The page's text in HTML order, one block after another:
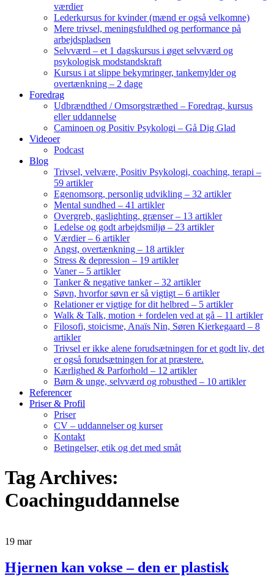
værdier
Lederkursus for kvinder (mænd er også velkomne)
Mere trivsel, meningsfuldhed og performance på
arbejdspladsen
Selvværd – et 1 dagskursus i øget selvværd og
psykologisk modstandskraft
Kursus i at slippe bekymringer, tankemylder og
overtænkning – 2 dage
Foredrag
Udbrændthed / Omsorgstræthed – Foredrag, kursus
eller uddannelse
Caminoen og Positiv Psykologi – Gå Dig Glad
Videoer
Podcast
Blog
Trivsel, velvære, Positiv Psykologi, coaching, terapi –
59 artikler
Egenomsorg, personlig udvikling – 32 artikler
Mental sundhed – 41 artikler
Overgreb, gaslighting, grænser – 13 artikler
Ledelse og godt arbejdsmiljø – 23 artikler
Værdier – 6 artikler
Angst, overtænkning – 18 artikler
Stress & depression – 19 artikler
Vaner – 5 artikler
Tanker & negative tanker – 32 artikler
Søvn, hvorfor søvn er så vigtigt – 6 artikler
Relationer er vigtige for dit helbred – 5 artikler
Walk & Talk, motion + fordelen ved at gå – 11 artikler
Filosofi, stoicisme, Anaïs Nin, Søren Kierkegaard – 8
artikler
Trivsel er ikke alene forudsætningen for et godt liv, det
er også forudsætningen for at præstere.
Kærlighed & Parforhold – 12 artikler
Børn & unge, selvværd og robusthed – 10 artikler
Referencer
Priser & Profil
Priser
CV – uddannelser og kurser
Kontakt
Betingelser, etik og det med småt
Tag Archives:
Coachinguddannelse
19 mar
Hjernen kan vokse – den er plastisk